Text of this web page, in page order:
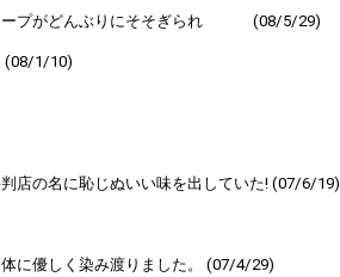
スープがどんぶりにそそぎられ (08/5/29)
(08/1/10)
店の名に恥じぬいい味を出していた! (07/6/19)
に優しく染み渡りました。 (07/4/29)